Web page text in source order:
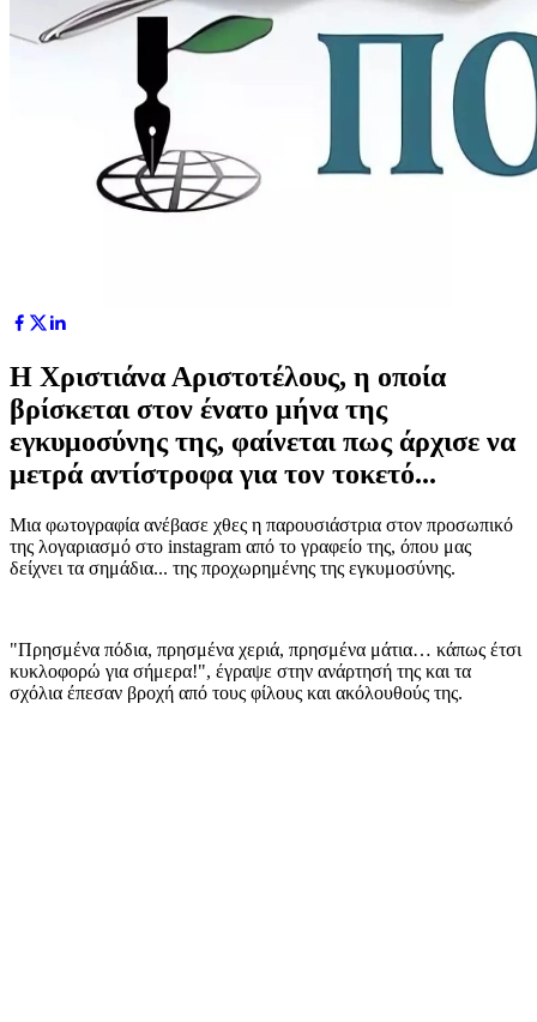
Η Χριστιάνα Αριστοτέλους, η οποία
βρίσκεται στον ένατο μήνα της
εγκυμοσύνης της, φαίνεται πως άρχισε να
μετρά αντίστροφα για τον τοκετό...
Μια φωτογραφία ανέβασε χθες η παρουσιάστρια στον προσωπικό
της λογαριασμό στο instagram από το γραφείο της, όπου μας
δείχνει τα σημάδια... της προχωρημένης της εγκυμοσύνης.
"Πρησμένα πόδια, πρησμένα χεριά, πρησμένα μάτια… κάπως έτσι
κυκλοφορώ για σήμερα!", έγραψε στην ανάρτησή της και τα
σχόλια έπεσαν βροχή από τους φίλους και ακόλουθούς της.